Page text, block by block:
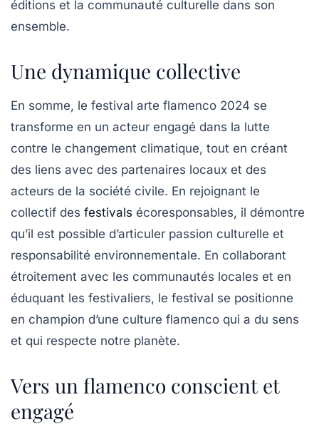
éditions et la communauté culturelle dans son
ensemble.
Une dynamique collective
En somme, le festival arte flamenco 2024 se
transforme en un acteur engagé dans la lutte
contre le changement climatique, tout en créant
des liens avec des partenaires locaux et des
acteurs de la société civile. En rejoignant le
collectif des festivals écoresponsables, il démontre
qu’il est possible d’articuler passion culturelle et
responsabilité environnementale. En collaborant
étroitement avec les communautés locales et en
éduquant les festivaliers, le festival se positionne
en champion d’une culture flamenco qui a du sens
et qui respecte notre planète.
Vers un flamenco conscient et
engagé